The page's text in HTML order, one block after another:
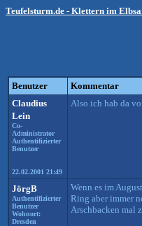
Teufelsturm.de - Klettern im
Benutzer
Kommentar
Claudius
Lein
Co-
Administrator
Authentifizierter
Benutzer
22.02.2001 21:49
Also ich hab da
JörgB
Authentifizierter
Benutzer
Wohnort:
Dresden
Wenn es im
Ring aber immer
Arschbacken mal